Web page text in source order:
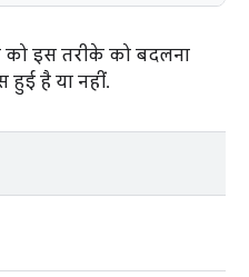
को इस तरीके को बदलना
हुई है या नहीं.